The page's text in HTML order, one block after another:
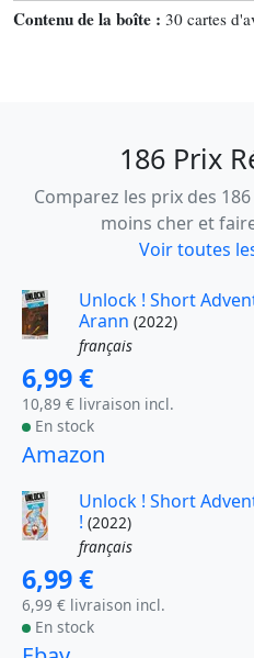
Contenu de la boîte : 30 cartes
186 Prix
Comparez les prix des
moins cher et
Voir toutes
Unlock ! Short
Arann (2022)
français
6,99 €
10,89 € livraison incl.
En stock
Amazon
Unlock ! Short
! (2022)
français
6,99 €
6,99 € livraison incl.
En stock